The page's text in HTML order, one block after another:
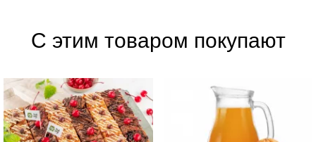
С этим товаром покупают